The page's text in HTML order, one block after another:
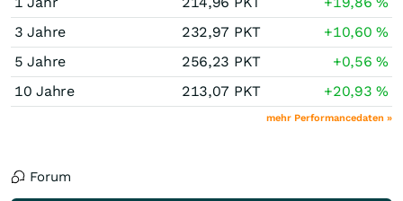
3 Jahre
232,97 PKT +10,60%
5 Jahre
256,23 PKT +0,56%
10 Jahre
213,07 PKT +20,93%
mehr Performancedaten »
Forum